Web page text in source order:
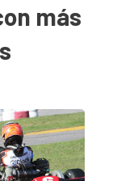
más